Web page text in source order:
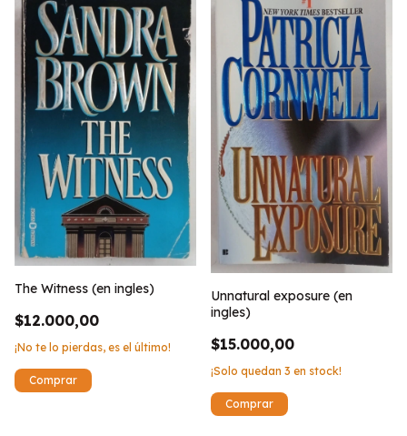
The Witness (en ingles)
$12.000,00
¡No te lo pierdas, es el último!
Unnatural exposure (en
ingles)
$15.000,00
¡Solo quedan 3 en stock!